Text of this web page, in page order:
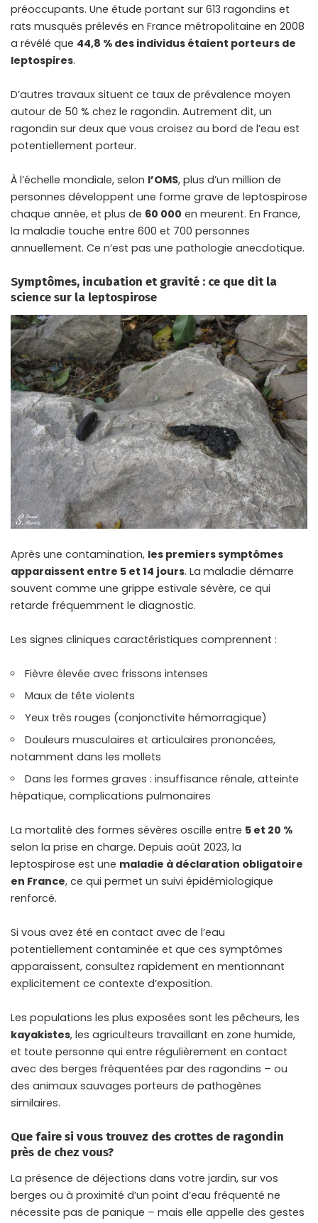
préoccupants. Une étude portant sur 613 ragondins et
rats musqués prélevés en France métropolitaine en 2008
a révélé que 44,8 % des individus étaient porteurs de
leptospires.
D’autres travaux situent ce taux de prévalence moyen
autour de 50 % chez le ragondin. Autrement dit, un
ragondin sur deux que vous croisez au bord de l’eau est
potentiellement porteur.
À l’échelle mondiale, selon l’OMS, plus d’un million de
personnes développent une forme grave de leptospirose
chaque année, et plus de 60 000 en meurent. En France,
la maladie touche entre 600 et 700 personnes
annuellement. Ce n’est pas une pathologie anecdotique.
Symptômes, incubation et gravité : ce que dit la
science sur la leptospirose
Après une contamination, les premiers symptômes
apparaissent entre 5 et 14 jours. La maladie démarre
souvent comme une grippe estivale sévère, ce qui
retarde fréquemment le diagnostic.
Les signes cliniques caractéristiques comprennent :
Fièvre élevée avec frissons intenses
Maux de tête violents
Yeux très rouges (conjonctivite hémorragique)
Douleurs musculaires et articulaires prononcées,
notamment dans les mollets
Dans les formes graves : insuffisance rénale, atteinte
hépatique, complications pulmonaires
La mortalité des formes sévères oscille entre 5 et 20 %
selon la prise en charge. Depuis août 2023, la
leptospirose est une maladie à déclaration obligatoire
en France, ce qui permet un suivi épidémiologique
renforcé.
Si vous avez été en contact avec de l’eau
potentiellement contaminée et que ces symptômes
apparaissent, consultez rapidement en mentionnant
explicitement ce contexte d’exposition.
Les populations les plus exposées sont les pêcheurs, les
kayakistes, les agriculteurs travaillant en zone humide,
et toute personne qui entre régulièrement en contact
avec des berges fréquentées par des ragondins – ou
des animaux sauvages porteurs de pathogènes
similaires.
Que faire si vous trouvez des crottes de ragondin
près de chez vous?
La présence de déjections dans votre jardin, sur vos
berges ou à proximité d’un point d’eau fréquenté ne
nécessite pas de panique – mais elle appelle des gestes